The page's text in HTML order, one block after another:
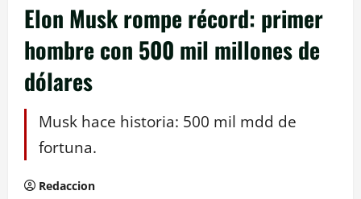
Elon Musk rompe récord: primer
hombre con 500 mil millones de
dólares
Musk hace historia: 500 mil mdd de
fortuna.
Redaccion